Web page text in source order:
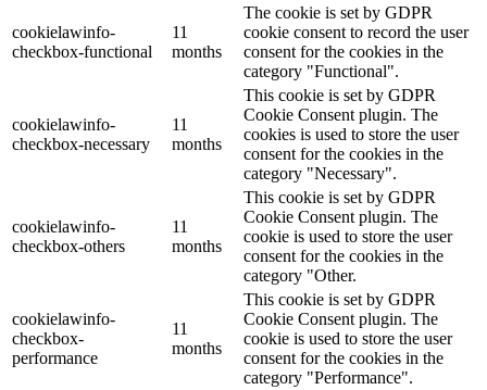
cookielawinfo-
checkbox-functional
11
months
The cookie is set by GDPR
cookie consent to record the user
consent for the cookies in the
category "Functional".
cookielawinfo-
checkbox-necessary
11
months
This cookie is set by GDPR
Cookie Consent plugin. The
cookies is used to store the user
consent for the cookies in the
category "Necessary".
cookielawinfo-
checkbox-others
11
months
This cookie is set by GDPR
Cookie Consent plugin. The
cookie is used to store the user
consent for the cookies in the
category "Other.
cookielawinfo-
checkbox-
performance
11
months
This cookie is set by GDPR
Cookie Consent plugin. The
cookie is used to store the user
consent for the cookies in the
category "Performance".